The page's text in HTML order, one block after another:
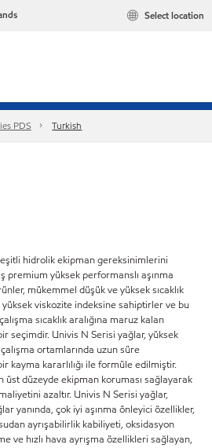
Select location
PDS Turkish
hidrolik ekipman gereksinimlerini
premium yüksek performanslı aşınma
mükemmel düşük ve yüksek sıcaklık
viskozite indeksine sahiptirler ve bu
sıcaklık aralığına maruz kalan
seçimdir. Univis N Serisi yağlar, yüksek
çalışma ortamlarında uzun süre
kayma kararlılığı ile formüle edilmiştir.
üst düzeyde ekipman koruması sağlayarak
azaltır. Univis N Serisi yağlar,
yanında, çok iyi aşınma önleyici özellikler,
ayrışabilirlik kabiliyeti, oksidasyon
ve hızlı hava ayrışma özellikleri sağlayan,